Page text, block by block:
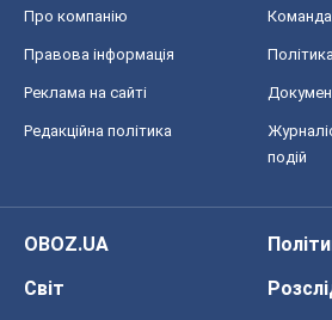
Про компанію Команда
Правова інформація
Реклама на сайті
Редакційна політика
подій
OBOZ.UA
Світ